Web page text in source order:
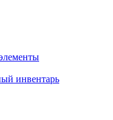
инвентарь